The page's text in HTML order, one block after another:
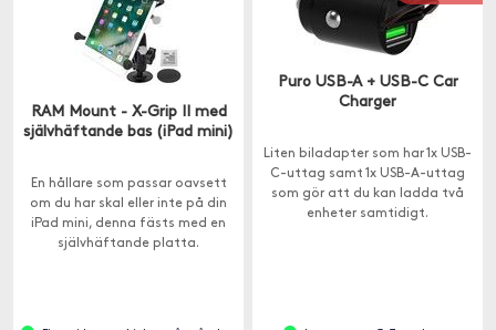
RAM Mount - X-Grip II med
självhäftande bas (iPad mini)
En hållare som passar oavsett
om du har skal eller inte på din
iPad mini, denna fästs med en
självhäftande platta.
Puro USB-A + USB-C Car
Charger
Liten biladapter som har 1x USB-
C-uttag samt 1x USB-A-uttag
som gör att du kan ladda två
enheter samtidigt.